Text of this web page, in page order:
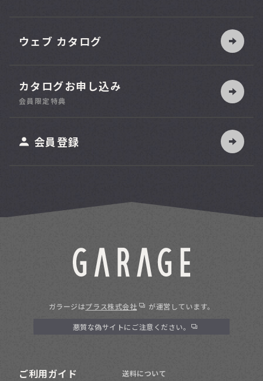
ウェブ カタログ
カタログお申し込み
会員限定特典
会員登録
ガラージはプラス株式会社 が運営しています。
悪質な偽サイトにご注意ください。
ご利用ガイド
送料について